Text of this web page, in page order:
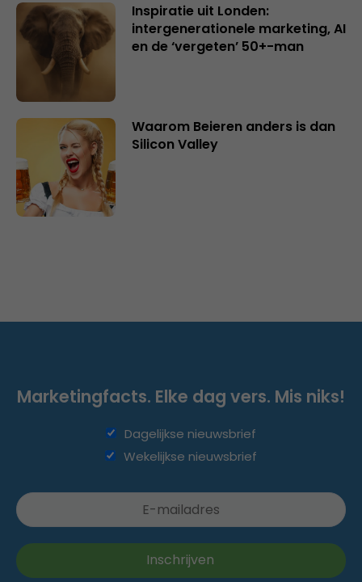
Inspiratie uit Londen:
intergenerationele marketing, AI
en de ‘vergeten’ 50+-man
Waarom Beieren anders is dan
Silicon Valley
Marketingfacts. Elke dag vers. Mis niks!
Dagelijkse nieuwsbrief
Wekelijkse nieuwsbrief